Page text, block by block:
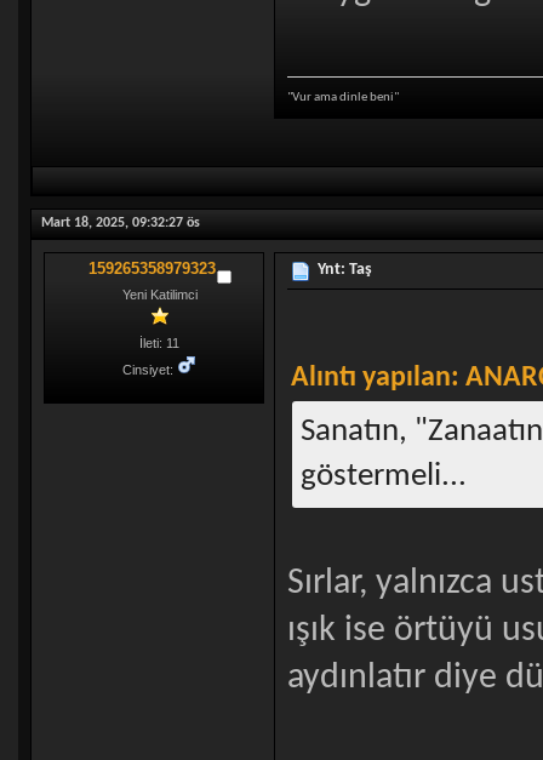
"Vur ama dinle beni"
Mart 18, 2025, 09:32:27 ös
159265358979323
Yeni Katilimci
İleti: 11
Cinsiyet:
Ynt: Taş
Alıntı yapılan:
Sanatın,
göstermeli...
Sırlar, yalnızca
ışık ise örtüyü
aydınlatır diye